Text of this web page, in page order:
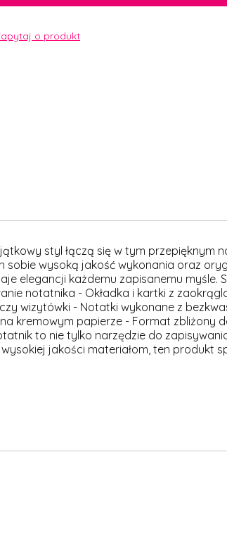
o produkt
styl łączą się w tym przepięknym
sobie wysoką jakość wykonania oraz
elegancji każdemu zapisanemu myśle.
notatnika - Okładka i kartki z
wizytówki - Notatki wykonane z
kremowym papierze - Format zbliżony
to nie tylko narzędzie do
jakości materiałom, ten produkt